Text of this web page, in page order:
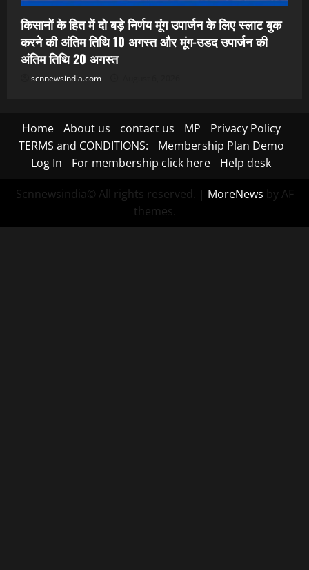
किसानों के हित में दो बड़े निर्णय मूंग उपार्जन के लिए स्लाट बुक
करने की अंतिम तिथि 10 अगस्त और मूंग-उडद उपार्जन की
अंतिम तिथि 20 अगस्त
scnnewsindia.com
Home About us contact us MP
Privacy Policy
TERMS and CONDITIONS:
Membership Plan Demo
Log In
For membership click here Help desk
Scnnewsindia© All rights reserved. | MoreNews by AF
themes.